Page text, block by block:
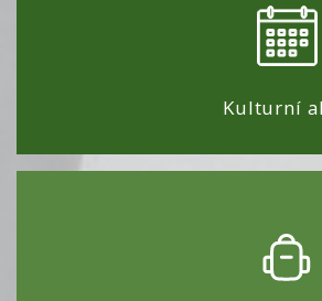
Kulturní